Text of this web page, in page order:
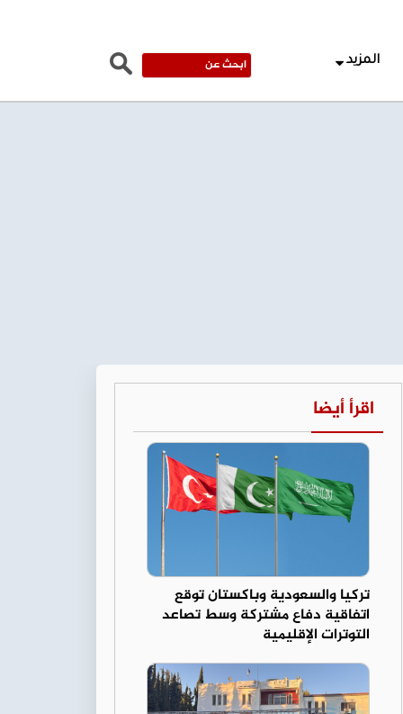
المزيد
اقرأ أيضا
تركيا والسعودية وباكستان توقع
اتفاقية دفاع مشتركة وسط تصاعد
التوترات الإقليمية